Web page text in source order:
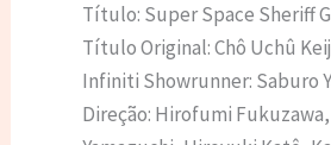
Título: Super Space Sheriff
Título Original: Chô Uchû
Infiniti Showrunner: Saburo
Direção: Hirofumi